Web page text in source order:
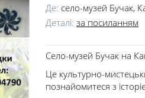
Де: село-музей Бучак,
Деталі: за посиланням
Село-музей Бучак на
Це культурно-
познайомитеся з